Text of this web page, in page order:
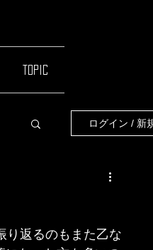
topic
ログイン / 新
り返るのもまた乙な